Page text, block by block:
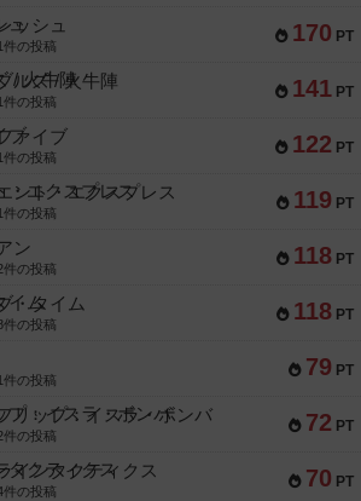
170 PT
ッシュ
件の投稿
141 PT
ルズ / 火牛陣
件の投稿
122 PT
ァイブ
件の投稿
119 PT
ント・エクスプレス
件の投稿
118 PT
ン
件の投稿
118 PT
・タイム
件の投稿
79 PT
件の投稿
72 PT
リップ：イスラ・ボンバ
件の投稿
70 PT
インタクティクス
件の投稿